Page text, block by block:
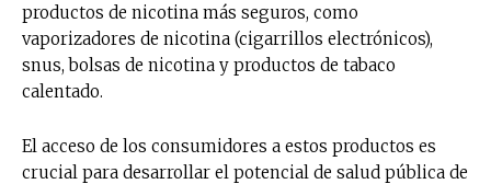
productos de nicotina más seguros, como
vaporizadores de nicotina (cigarrillos electrónicos),
snus, bolsas de nicotina y productos de tabaco
calentado.
El acceso de los consumidores a estos productos es
crucial para desarrollar el potencial de salud pública de